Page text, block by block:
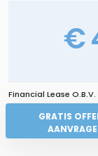
€
Financial Lease O.B.V.
GRATIS